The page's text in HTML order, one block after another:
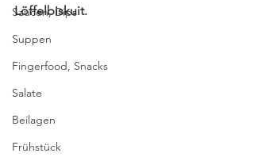
Saucen, Dips
Suppen
Fingerfood, Snacks
Salate
Beilagen
Frühstück
Löffelbiskuit.